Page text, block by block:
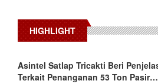
HIGHLIGHT
Asintel Satlap Tricakti Beri
Terkait Penanganan 53 Ton Pasir…